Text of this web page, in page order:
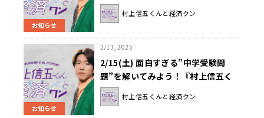
お知らせ
『村上信五くんと経済クン』
村上信五くんと経済クン
お知らせ
2/13, 2025
2/15(土) 面白すぎる”中学受験問
題”を解いてみよう！『村上信五く
んと経済クン』
村上信五くんと経済クン